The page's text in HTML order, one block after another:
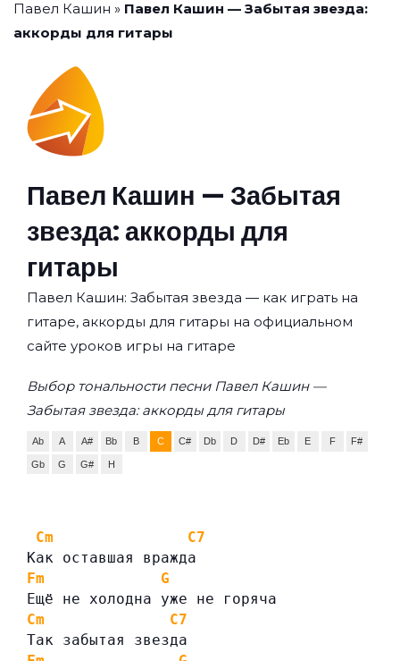
Павел Кашин » Павел Кашин — Забытая звезда:
аккорды для гитары
Павел Кашин — Забытая
звезда: аккорды для
гитары
Павел Кашин: Забытая звезда — как играть на
гитаре, аккорды для гитары на официальном
сайте уроков игры на гитаре
Выбор тональности песни Павел Кашин —
Забытая звезда: аккорды для гитары
Ab A A# Bb B C C# Db D D# Eb E F F#
Gb G G# H
Cm
C7
Как оставшая вражда
Fm
G
Ещё не холодна уже не горяча
Cm
C7
Так забытая звезда